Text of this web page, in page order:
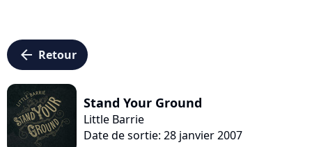
arrow_left Retour
Stand Your Ground
Little Barrie
Date de sortie: 28 janvier 2007